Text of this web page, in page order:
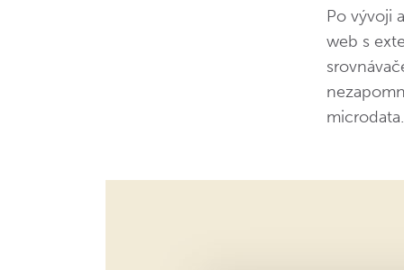
Po vývoji
web s